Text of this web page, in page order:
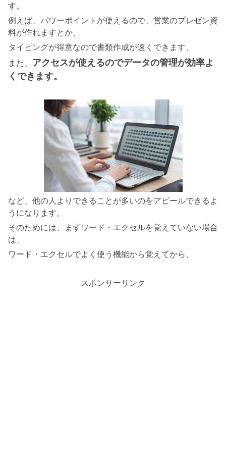
す。
例えば、パワーポイントが使えるので、営業のプレゼン資
料が作れますとか、
タイピングが得意なので書類作成が速くできます、
また、 アクセスが使えるのでデータの管理が効率よ
くできます。
など、他の人よりできることが多いのをアピールできるよ
うになります。
そのためには、まずワード・エクセルを覚えていない場合
は、
ワード・エクセルでよく使う機能から覚えてから、
スポンサーリンク